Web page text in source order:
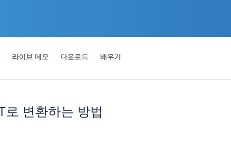
라이브 데모 다운로드 배우기
변환하는 방법